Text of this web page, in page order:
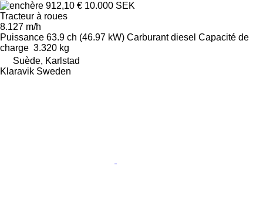
912,10 € 10.000 SEK
Tracteur à roues
8.127 m/h
Puissance 63.9 ch (46.97 kW) Carburant diesel Capacité de
charge 3.320 kg
Suède, Karlstad
Klaravik Sweden